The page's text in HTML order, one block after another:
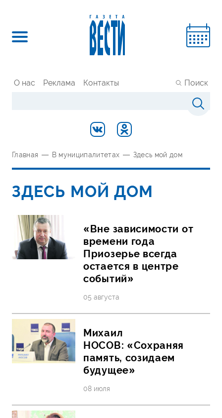
О нас Реклама Контакты Поиск
Главная — В муниципалитетах — Здесь мой дом
ЗДЕСЬ МОЙ ДОМ
«Вне зависимости от
времени года
Приозерье всегда
остается в центре
событий»
05 августа
Михаил
НОСОВ: «Сохраняя
память, созидаем
будущее»
08 июля